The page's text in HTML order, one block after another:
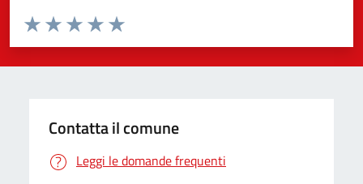
Valuta da 1 a 5 stelle la pagina
Valuta 5 stelle su 5
Valuta 4 stelle su 5
Valuta 3 stelle su 5
Valuta 2 stelle su 5
Valuta 1 stelle su 5
Contatta il comune
Leggi le domande frequenti